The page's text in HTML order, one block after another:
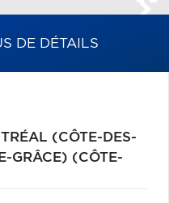
DE DÉTAILS
(CÔTE-DES-
GRÂCE) (CÔTE-